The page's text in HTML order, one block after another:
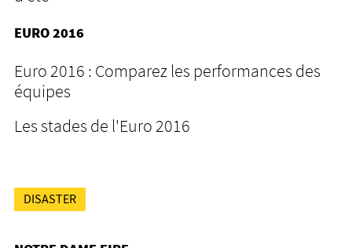
EURO 2016
Euro 2016 : Comparez les performances des
équipes
Les stades de l'Euro 2016
DISASTER